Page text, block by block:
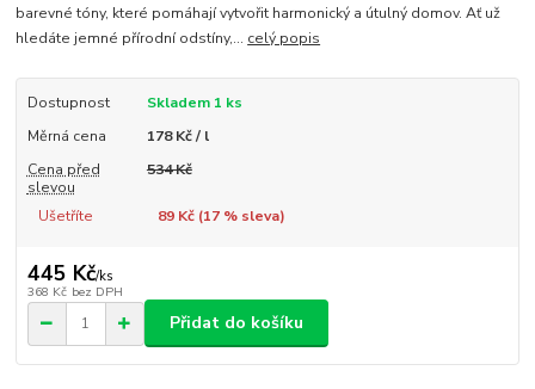
barevné tóny, které pomáhají vytvořit harmonický a útulný domov. Ať už
hledáte jemné přírodní odstíny,... celý popis
Dostupnost
Skladem 1 ks
Měrná cena
178 Kč / l
Cena před
slevou
534 Kč
Ušetříte 89 Kč (17% sleva)
445 Kč/ks
368 Kč bez DPH
Přidat do košíku